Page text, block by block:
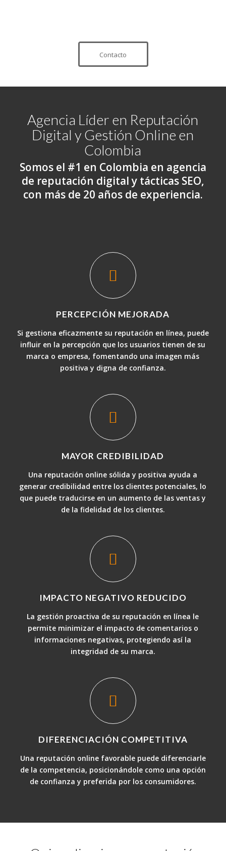
Contacto
Agencia Líder en Reputación
Digital y Gestión Online en
Colombia
Somos el #1 en Colombia en agencia
de reputación digital y tácticas SEO,
con más de 20 años de experiencia.
PERCEPCIÓN MEJORADA
Si gestiona eficazmente su reputación en línea, puede
influir en la percepción que los usuarios tienen de su
marca o empresa, fomentando una imagen más
positiva y digna de confianza.
MAYOR CREDIBILIDAD
Una reputación online sólida y positiva ayuda a
generar credibilidad entre los clientes potenciales, lo
que puede traducirse en un aumento de las ventas y
de la fidelidad de los clientes.
IMPACTO NEGATIVO REDUCIDO
La gestión proactiva de su reputación en línea le
permite minimizar el impacto de comentarios o
informaciones negativas, protegiendo así la
integridad de su marca.
DIFERENCIACIÓN COMPETITIVA
Una reputación online favorable puede diferenciarle
de la competencia, posicionándole como una opción
de confianza y preferida por los consumidores.